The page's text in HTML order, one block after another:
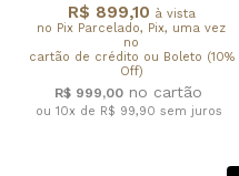
R$ 899,10 à vista
no Pix Parcelado, Pix, uma vez
no
cartão de crédito ou Boleto (10%
Off)
R$ 999,00
ou 10x de R$ 99,90 sem juros